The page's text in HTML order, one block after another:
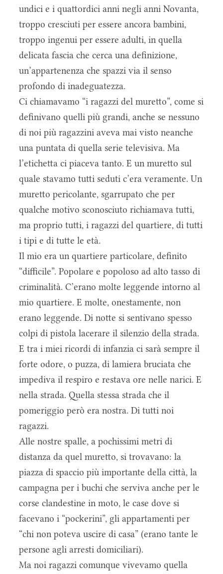
undici e i quattordici anni negli anni Novanta,
troppo cresciuti per essere ancora bambini,
troppo ingenui per essere adulti, in quella
delicata fascia che cerca una definizione,
un’appartenenza che spazzi via il senso
profondo di inadeguatezza.
Ci chiamavamo “i ragazzi del muretto”, come si
definivano quelli più grandi, anche se nessuno
di noi più ragazzini aveva mai visto neanche
una puntata di quella serie televisiva. Ma
l’etichetta ci piaceva tanto. E un muretto sul
quale stavamo tutti seduti c’era veramente. Un
muretto pericolante, sgarrupato che per
qualche motivo sconosciuto richiamava tutti,
ma proprio tutti, i ragazzi del quartiere, di tutti
i tipi e di tutte le età.
Il mio era un quartiere particolare, definito
“difficile”. Popolare e popoloso ad alto tasso di
criminalità. C’erano molte leggende intorno al
mio quartiere. E molte, onestamente, non
erano leggende. Di notte si sentivano spesso
colpi di pistola lacerare il silenzio della strada.
E tra i miei ricordi di infanzia ci sarà sempre il
forte odore, o puzza, di lamiera bruciata che
impediva il respiro e restava ore nelle narici. E
nella strada. Quella stessa strada che il
pomeriggio però era nostra. Di tutti noi
ragazzi.
Alle nostre spalle, a pochissimi metri di
distanza da quel muretto, si trovavano: la
piazza di spaccio più importante della città, la
campagna per i buchi che serviva anche per le
corse clandestine in moto, le case dove si
facevano i “pockerini”, gli appartamenti per
“chi non poteva uscire di casa” (erano tante le
persone agli arresti domiciliari).
Ma noi ragazzi comunque vivevamo quella